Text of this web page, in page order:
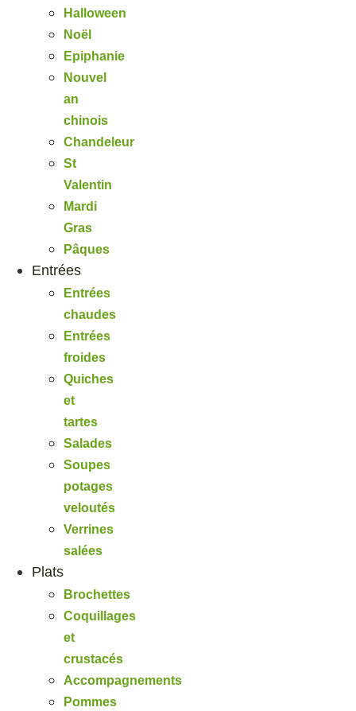
Halloween
Noël
Epiphanie
Nouvel
an
chinois
Chandeleur
St
Valentin
Mardi
Gras
Pâques
Entrées
Entrées
chaudes
Entrées
froides
Quiches
et
tartes
Salades
Soupes
potages
veloutés
Verrines
salées
Plats
Brochettes
Coquillages
et
crustacés
Accompagnements
Pommes